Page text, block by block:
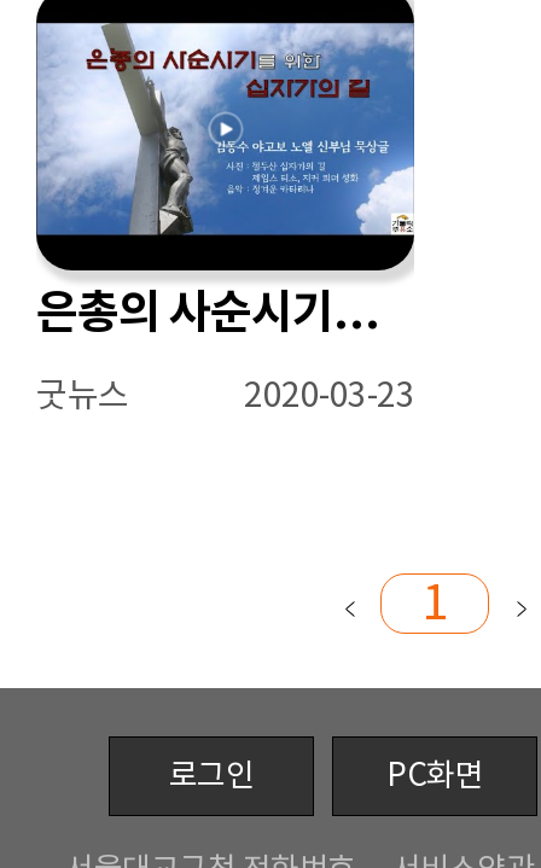
은총의 사순시기를 위한 십자가의 길
굿뉴스 2020-03-23
1
로그인 PC화면